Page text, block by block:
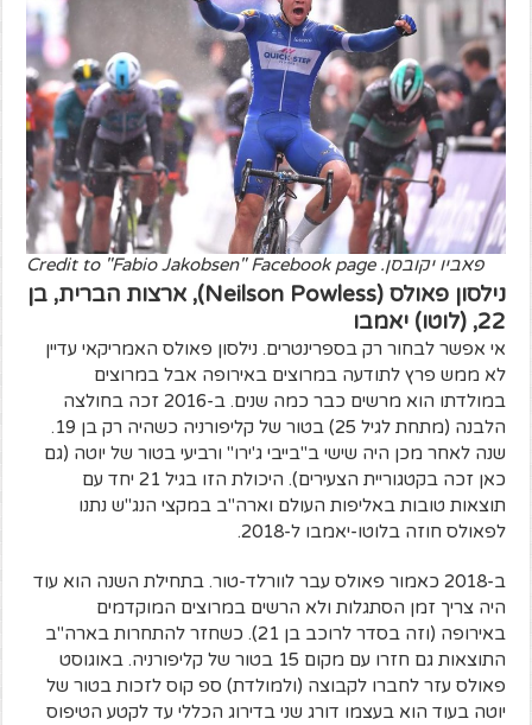
פאביו יקובסן. Credit to "Fabio Jakobsen" Facebook page
נילסון פאולס (Neilson Powless), ארצות הברית, בן
22, (לוטו) יאמבו
אי אפשר לבחור רק בספרינטרים. נילסון פאולס האמריקאי עדיין
לא ממש פרץ לתודעה במרוצים באירופה אבל במרוצים
במולדתו הוא מרשים כבר כמה שנים. ב-2016 זכה בחולצה
הלבנה (מתחת לגיל 25) בטור של קליפורניה כשהיה רק בן 19.
שנה לאחר מכן היה שישי ב"בייבי ג'ירו" ורביעי בטור של יוטה (גם
כאן זכה בקטגוריית הצעירים). היכולת הזו בגיל 21 יחד עם
תוצאות טובות באליפות העולם וארה"ב במקצי הנג"ש נתנו
לפאולס חוזה בלוטו-יאמבו ל-2018.
ב-2018 כאמור פאולס עבר לוורלד-טור. בתחילת השנה הוא עוד
היה צריך זמן הסתגלות ולא הרשים במרוצים המוקדמים
באירופה (וזה בסדר לרוכב בן 21). כשחזר להתחרות בארה"ב
התוצאות גם חזרו עם מקום 15 בטור של קליפורניה. באוגוסט
פאולס עזר לחברו לקבוצה (ולמולדת) ספ קוס לזכות בטור של
יוטה בעוד הוא בעצמו דורג שני בדירוג הכללי עד לקטע הטיפוס